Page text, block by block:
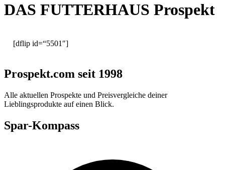
DAS FUTTERHAUS Prospekt
[dflip id=“5501″]
Prospekt.com seit 1998
Alle aktuellen Prospekte und Preisvergleiche deiner
Lieblingsprodukte auf einen Blick.
Spar-Kompass